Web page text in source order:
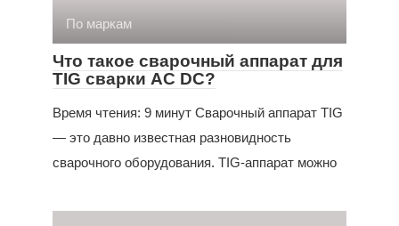
По маркам
Что такое сварочный аппарат для
TIG сварки AC DC?
Время чтения: 9 минут Сварочный аппарат TIG
— это давно известная разновидность
сварочного оборудования. TIG-аппарат можно